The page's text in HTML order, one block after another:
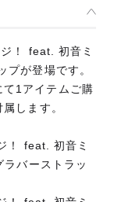
！ feat. 初音ミ
プが登場です。
1アイテムご購
します。
！ feat. 初音ミ
バーストラッ